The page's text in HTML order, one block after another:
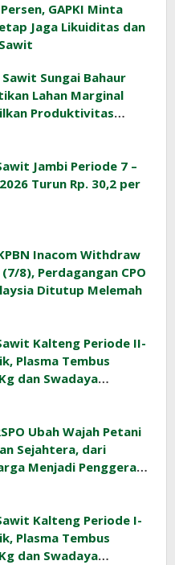
Persen, GAPKI Minta
Jaga Likuiditas dan
Sungai Bahaur
Lahan Marginal
Produktivitas
Jambi Periode 7 –
Turun Rp. 30,2 per
Inacom Withdraw
8), Perdagangan CPO
Ditutup Melemah
Kalteng Periode II-
Plasma Tembus
dan Swadaya
Ubah Wajah Petani
Sejahtera, dari
Menjadi Penggerak
Kalteng Periode I-
Plasma Tembus
dan Swadaya